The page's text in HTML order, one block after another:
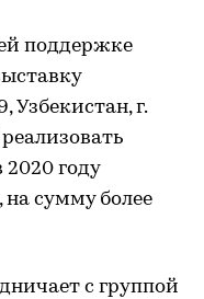
поддержке
Узбекистан, г.
2020 году
на сумму более
с группой